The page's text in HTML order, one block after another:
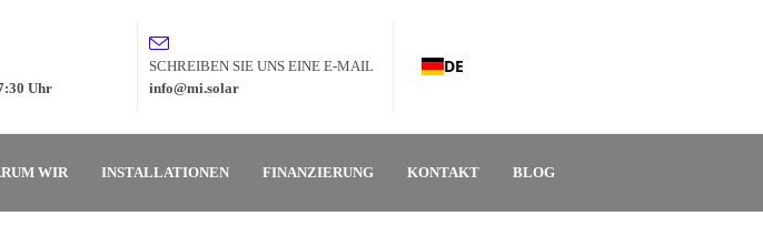
Uhr
SCHREIBEN SIE UNS EINE E-MAIL
info@mi.solar
DE
WIR INSTALLATIONEN FINANZIERUNG KONTAKT BLOG